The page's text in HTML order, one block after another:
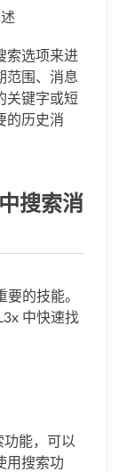
索选项来进
范围、消息
关键字或短
的历史消
搜索消
的技能。
中快速找
能，可以
用搜索功